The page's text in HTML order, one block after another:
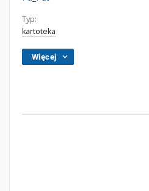
Typ:
kartoteka
Więcej